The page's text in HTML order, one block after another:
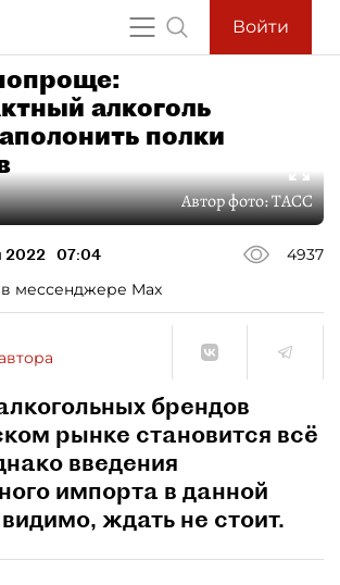
Войти
алкоголь
полки
Автор фото:ТАСС
2022 07:04
4937
мессенджере Max
брендов
рынке становится всё
введения
импорта в данной
ждать не стоит.